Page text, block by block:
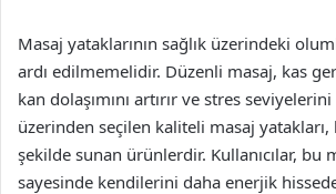
Masaj yataklarının sağlık üzerindeki
ardı edilmemelidir. Düzenli masaj, kas
kan dolaşımını artırır ve stres
üzerinden seçilen kaliteli masaj yatakları,
şekilde sunan ürünlerdir. Kullanıcılar, bu
sayesinde kendilerini daha enerjik